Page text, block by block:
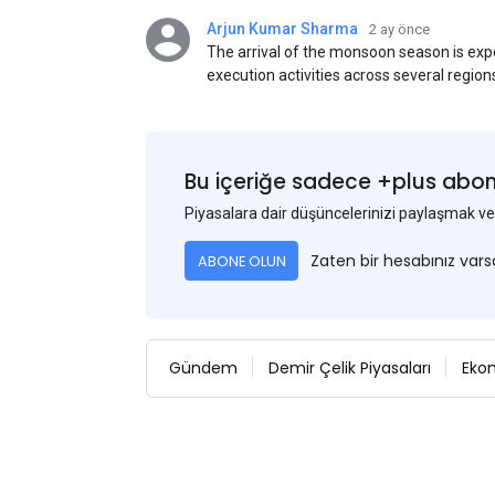
Arjun Kumar Sharma 2 ay önce
The arrival of the monsoon season is
execution activities across several
Bu içeriğe sadece +plus
Piyasalara dair düşüncelerinizi paylaşmak
ABONE OLUN Zaten bir hesabınız
Gündem Demir Çelik Piyasaları